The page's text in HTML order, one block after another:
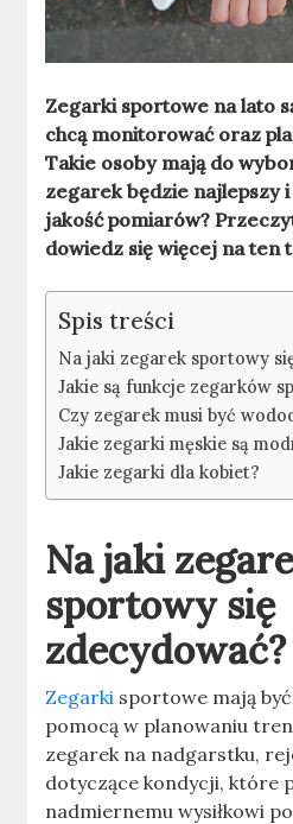
Zegarki sportowe na lato
chcą monitorować oraz
Takie osoby mają do
zegarek będzie najlepszy
jakość pomiarów?
dowiedz się więcej na ten
Spis treści
Na jaki zegarek sportowy
Jakie są funkcje zegarków
Czy zegarek musi być
Jakie zegarki męskie są
Jakie zegarki dla kobiet?
Na jaki
sportowy się
zdecydować?
Zegarki sportowe mają
pomocą w planowaniu
zegarek na nadgarstku,
dotyczące kondycji, które
nadmiernemu wysiłkowi